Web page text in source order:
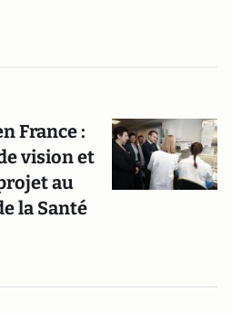
France :
vision et
au
la Santé